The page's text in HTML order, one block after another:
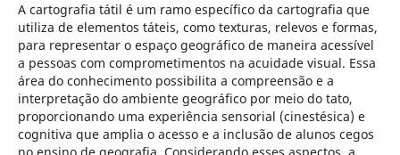
A cartografia tátil é um ramo específico da cartografia que
utiliza de elementos táteis, como texturas, relevos e formas,
para representar o espaço geográfico de maneira acessível
a pessoas com comprometimentos na acuidade visual. Essa
área do conhecimento possibilita a compreensão e a
interpretação do ambiente geográfico por meio do tato,
proporcionando uma experiência sensorial (cinestésica) e
cognitiva que amplia o acesso e a inclusão de alunos cegos